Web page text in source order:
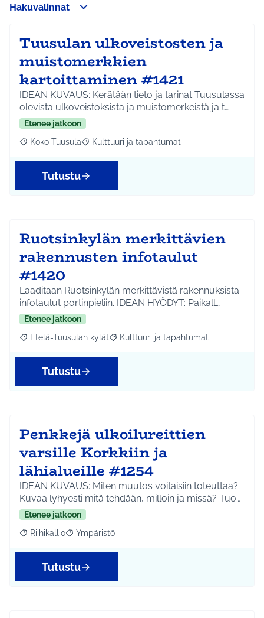
Hakuvalinnat
Tuusulan ulkoveistosten ja
muistomerkkien
kartoittaminen #1421
IDEAN KUVAUS: Kerätään tieto ja tarinat Tuusulassa
olevista ulkoveistoksista ja muistomerkeistä ja t…
Etenee jatkoon
Rajaa tulokset aihepiirin mukaan: Koko Tuusula
Koko Tuusula Rajaa tulokset teeman mukaan: Kulttuuri ja
Kulttuuri ja tapahtumat
Tutustu
Ruotsinkylän merkittävien
rakennusten infotaulut
#1420
Laaditaan Ruotsinkylän merkittävistä rakennuksista
infotaulut portinpieliin. IDEAN HYÖDYT: Paikall…
Etenee jatkoon
Rajaa tulokset aihepiirin mukaan: Etelä-Tuusulan kylät
Etelä-Tuusulan kylät Rajaa tulokset teeman mukaan:
Kulttuuri ja tapahtumat
Tutustu
Penkkejä ulkoilureittien
varsille Korkkiin ja
lähialueille #1254
IDEAN KUVAUS: Miten muutos voitaisiin toteuttaa?
Kuvaa lyhyesti mitä tehdään, milloin ja missä? Tuo…
Etenee jatkoon
Rajaa tulokset aihepiirin mukaan: Riihikallio
Riihikallio Rajaa tulokset teeman mukaan: Ympäristö
Ympäristö
Tutustu